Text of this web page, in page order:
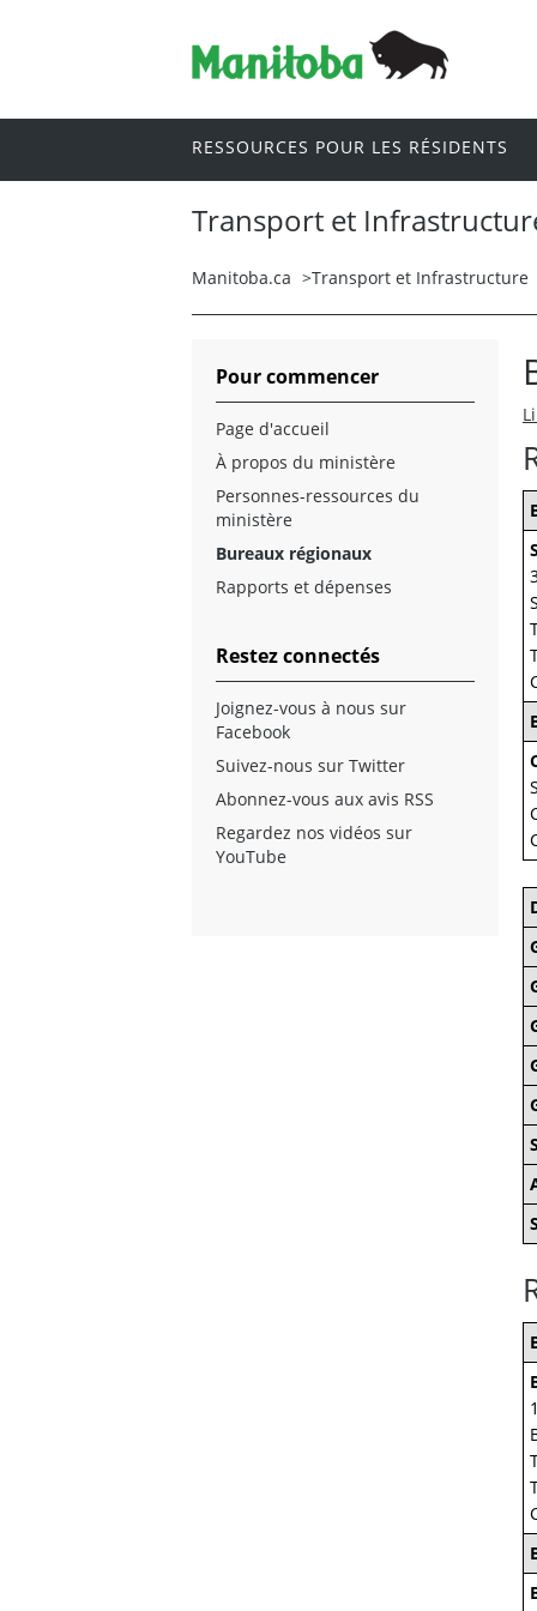
RESSOURCES POUR LES RÉSIDENTS
Transport et
Manitoba.ca >Transport et Infrastructure
Pour commencer
Page d'accueil
À propos du ministère
Personnes-ressources du
ministère
Bureaux régionaux
Rapports et dépenses
Restez connectés
Joignez-vous à nous sur
Facebook
Suivez-nous sur Twitter
Abonnez-vous aux avis RSS
Regardez nos vidéos sur
YouTube